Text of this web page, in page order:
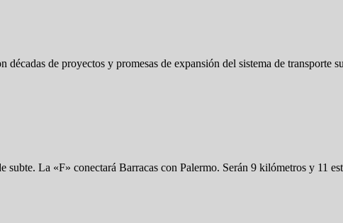
de proyectos y promesas de expansión del sistema de transporte
subte. La «F» conectará Barracas con Palermo. Serán 9 kilómetros y 11